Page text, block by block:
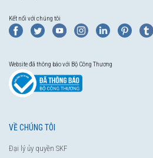
Kết nối với chúng tôi
Website đã thông báo với Bộ Công Thương
VỀ CHÚNG TÔI
Đại lý ủy quyền SKF